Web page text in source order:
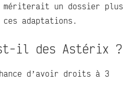
mériterait un dossier plus
adaptations.
il des Astérix ?
d’avoir droits à 3